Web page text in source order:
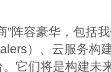
”阵容豪华，包括
）、云服务构
它们将是构建未